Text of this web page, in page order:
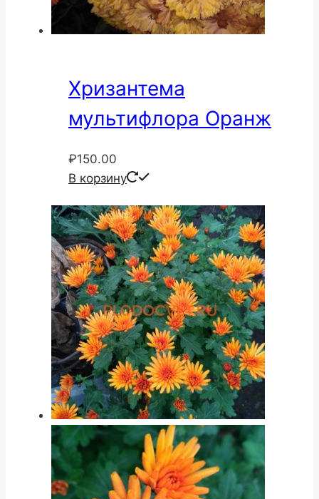
Хризантема
мультифлора Оранж
₽150.00
В корзину